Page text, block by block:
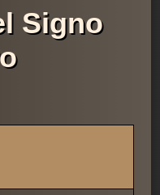
Signo